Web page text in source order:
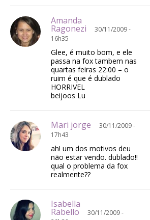
Amanda
Ragonezi
30/11/2009 -
16h35
Glee, é muito bom, e ele
passa na fox tambem nas
quartas feiras 22:00 – o
ruim é que é dublado
HORRIVEL
beijoos Lu
Mari jorge
30/11/2009 -
17h43
ah! um dos motivos deu
não estar vendo. dublado!!
qual o problema da fox
realmente??
Isabella
Rabello
30/11/2009 -